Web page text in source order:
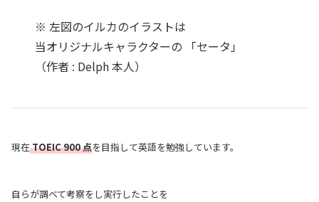
※ 左図のイルカのイラストは
当オリジナルキャラクターの 「セータ」
（作者 : Delph 本人）
現在TOEIC 900 点を目指して英語を勉強しています。
自らが調べて考察をし実行したことを